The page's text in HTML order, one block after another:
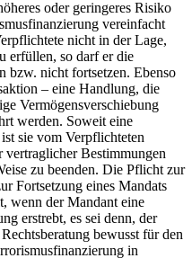
oder geringeres Risiko
vereinfacht
nicht in der Lage,
erfüllen, so darf er die
bzw. nicht fortsetzen. Ebenso
– eine Handlung, die
Vermögensverschiebung
werden. Soweit eine
sie vom Verpflichteten
vertraglicher Bestimmungen
zu beenden. Die Pflicht zur
Fortsetzung eines Mandats
wenn der Mandant eine
erstrebt, es sei denn, der
bewusst für den
in